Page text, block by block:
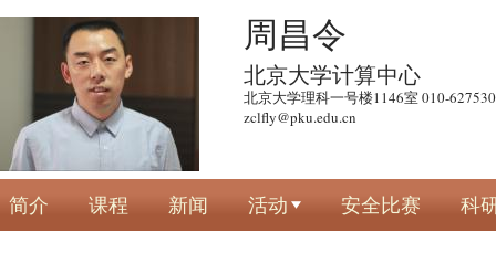
页
主
要
周昌令
北京大学计算中心
北京大学理科一号楼1146室 010-
zclfly@pku.edu.cn
简介 课程 新闻 活动 安全比赛 科